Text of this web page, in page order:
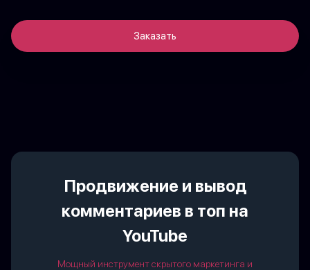
Заказать
Продвижение и вывод
комментариев в топ на
YouTube
Мощный инструмент скрытого маркетинга и